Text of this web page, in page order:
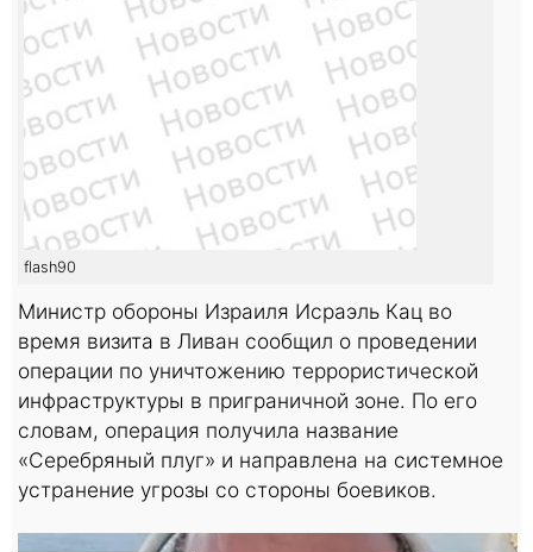
flash90
Министр обороны Израиля Исраэль Кац во
время визита в Ливан сообщил о проведении
операции по уничтожению террористической
инфраструктуры в приграничной зоне. По его
словам, операция получила название
«Серебряный плуг» и направлена на системное
устранение угрозы со стороны боевиков.